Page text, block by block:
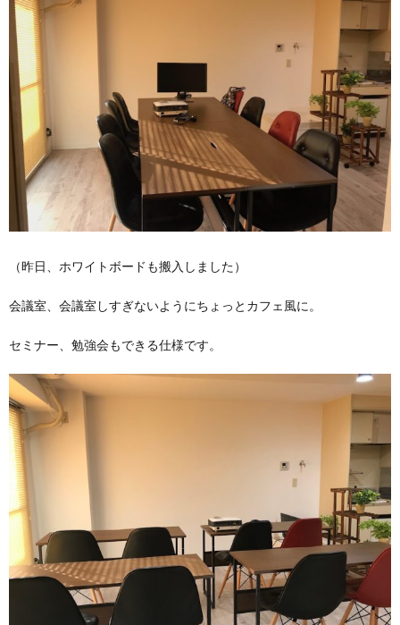
（昨日、ホワイトボードも搬入しました）
会議室、会議室しすぎないようにちょっとカフェ風に。
セミナー、勉強会もできる仕様です。